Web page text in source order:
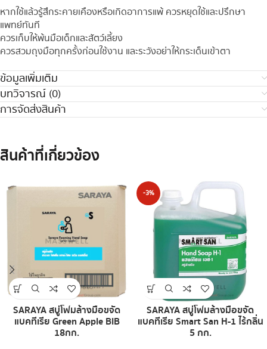
หากใช้แล้วรู้สึกระคายเคืองหรือเกิดอาการแพ้ ควรหยุดใช้และปรึกษา
แพทย์ทันที
ควรเก็บให้พ้นมือเด็กและสัตว์เลี้ยง
ควรสวมถุงมือทุกครั้งก่อนใช้งาน และระวังอย่าให้กระเด็นเข้าตา
ข้อมูลเพิ่มเติม
บทวิจารณ์ (0)
การจัดส่งสินค้า
สินค้าที่เกี่ยวข้อง
SARAYA สบู่โฟมล้างมือขจัด
แบคทีเรีย Green Apple BIB
18กก.
-3%
SARAYA สบู่โฟมล้างมือขจัด
แบคทีเรีย Smart San H-1 ไร้กลิ่น
5 กก.